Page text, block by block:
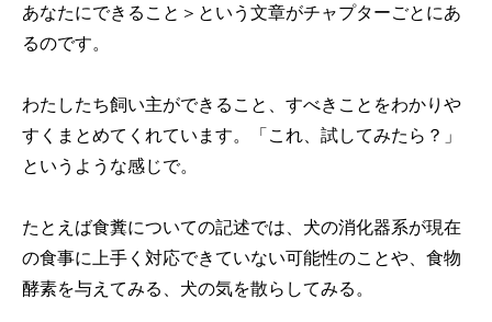
あなたにできること＞という文章がチャプターごとにあ
るのです。
わたしたち飼い主ができること、すべきことをわかりや
すくまとめてくれています。「これ、試してみたら？」
というような感じで。
たとえば食糞についての記述では、犬の消化器系が現在
の食事に上手く対応できていない可能性のことや、食物
酵素を与えてみる、犬の気を散らしてみる。